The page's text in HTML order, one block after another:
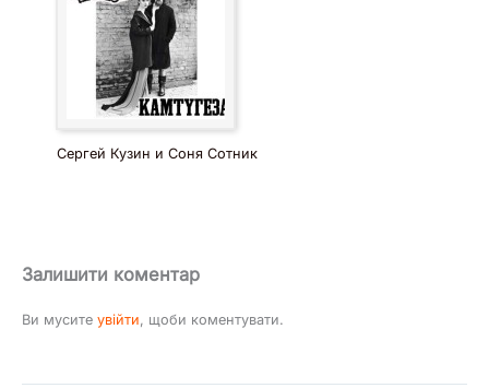
Сергей Кузин и Соня Сотник
Залишити коментар
Ви мусите увійти, щоби коментувати.